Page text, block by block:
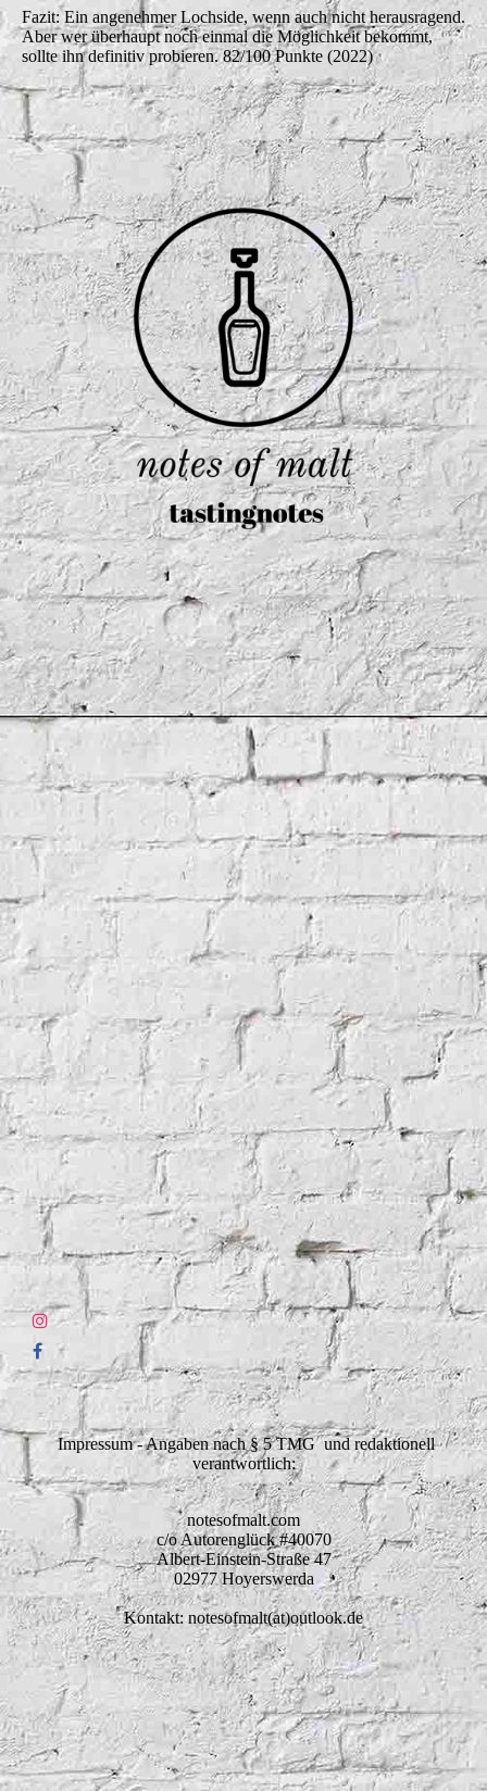
Fazit: Ein angenehmer Lochside, wenn auch nicht herausragend.
Aber wer überhaupt noch einmal die Möglichkeit bekommt,
sollte ihn definitiv probieren. 82/100 Punkte (2022)
Impressum - Angaben nach § 5 TMG und redaktionell
verantwortlich:
notesofmalt.com
c/o Autorenglück #40070
Albert-Einstein-Straße 47
02977 Hoyerswerda
Kontakt: notesofmalt(at)outlook.de